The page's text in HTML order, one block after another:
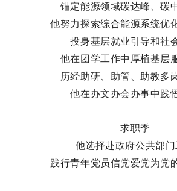
锚定能源领域碳达峰、碳
他努力探索综合能源系统优
投身基层就业引导和社
他在团学工作中厚植基层
历经助研、助管、助教多
他在办文办会办事中践
求职季
他选择赴政府公共部
践行青年党员信党爱党为党